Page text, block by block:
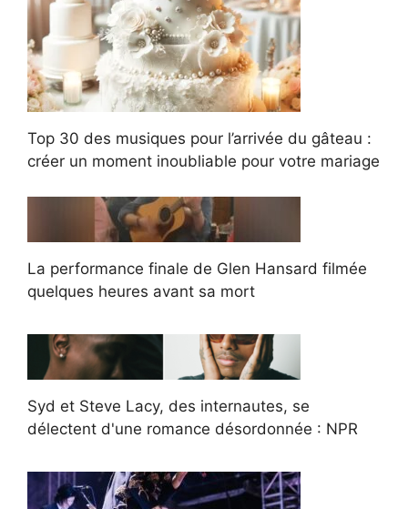
Top 30 des musiques pour l’arrivée du gâteau :
créer un moment inoubliable pour votre mariage
La performance finale de Glen Hansard filmée
quelques heures avant sa mort
Syd et Steve Lacy, des internautes, se
délectent d'une romance désordonnée : NPR